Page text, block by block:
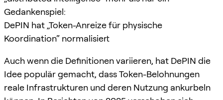
Gedankenspiel:
DePIN hat „Token-Anreize für physische
Koordination“ normalisiert
Auch wenn die Definitionen variieren, hat DePIN die
Idee populär gemacht, dass Token-Belohnungen
reale Infrastrukturen und deren Nutzung ankurbeln